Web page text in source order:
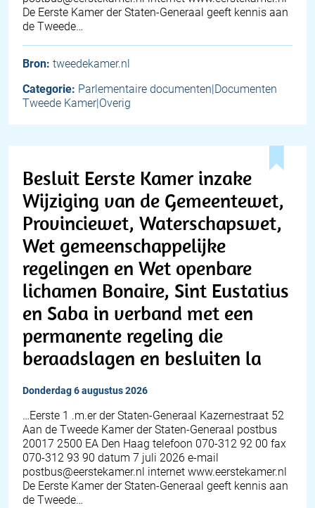
De Eerste Kamer der Staten-Generaal geeft kennis aan
de Tweede…
Bron: tweedekamer.nl
Categorie: Parlementaire documenten|Documenten
Tweede Kamer|Overig
Besluit Eerste Kamer inzake
Wijziging van de Gemeentewet,
Provinciewet, Waterschapswet,
Wet gemeenschappelijke
regelingen en Wet openbare
lichamen Bonaire, Sint Eustatius
en Saba in verband met een
permanente regeling die
beraadslagen en besluiten la
donderdag 6 augustus 2026
…Eerste 1 .m.er der Staten-Generaal Kazernestraat 52
Aan de Tweede Kamer der Staten-Generaal postbus
20017 2500 EA Den Haag telefoon 070-312 92 00 fax
070-312 93 90 datum 7 juli 2026 e-mail
postbus@eerstekamer.nl internet www.eerstekamer.nl
De Eerste Kamer der Staten-Generaal geeft kennis aan
de Tweede…